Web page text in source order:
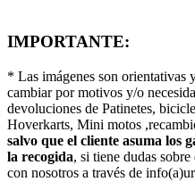
IMPORTANTE:
* Las imágenes son orientativas
cambiar por motivos y/o
devoluciones de Patinetes,
Hoverkarts, Mini motos
salvo que el cliente asuma los
la recogida, si tiene dudas
con nosotros a través de